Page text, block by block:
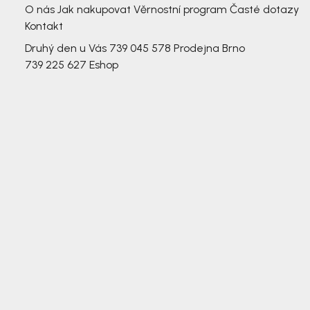
O nás Jak nakupovat Věrnostní program Časté dotazy
Kontakt
Druhý den u Vás 739 045 578 Prodejna Brno
739 225 627 Eshop